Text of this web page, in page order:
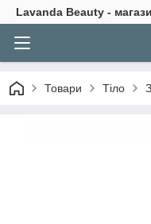
Lavanda Beauty -
Товари Тіло